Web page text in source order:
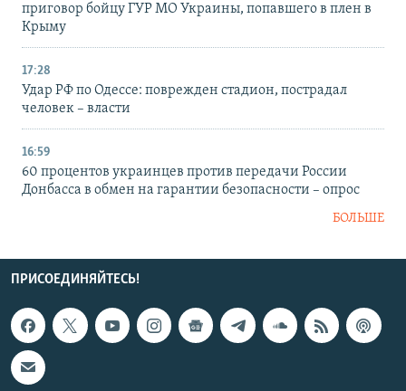
приговор бойцу ГУР МО Украины, попавшего в плен в
Крыму
17:28
Удар РФ по Одессе: поврежден стадион, пострадал
человек – власти
16:59
60 процентов украинцев против передачи России
Донбасса в обмен на гарантии безопасности – опрос
БОЛЬШЕ
ПРИСОЕДИНЯЙТЕСЬ!